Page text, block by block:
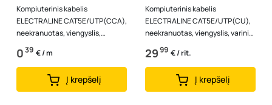
Kompiuterinis kabelis
ELECTRALINE CAT5E/UTP(CCA),
neekranuotas, viengyslis,
variuotas aliuminis, pilkos
spalvos, 14203
039 € / m
Į krepšelį
Kompiuterinis kabelis
ELECTRALINE CAT5E/UTP(CU),
neekranuotas, viengyslis, varinis,
pilkos spalvos, 14198, (rul 50m)
2999 € / rit.
Į krepšelį